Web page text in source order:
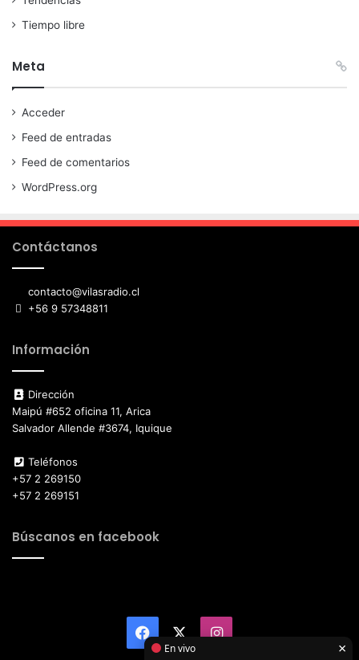
Tiempo libre
Meta
Acceder
Feed de entradas
Feed de comentarios
WordPress.org
Contáctanos
contacto@vilasradio.cl
+56 9 57348811
Información
Dirección
Maipú #652 oficina 11, Arica
Salvador Allende #3674, Iquique
Teléfonos
+57 2 269150
+57 2 269151
Búscanos en facebook
Facebook Instagram
En vivo ×